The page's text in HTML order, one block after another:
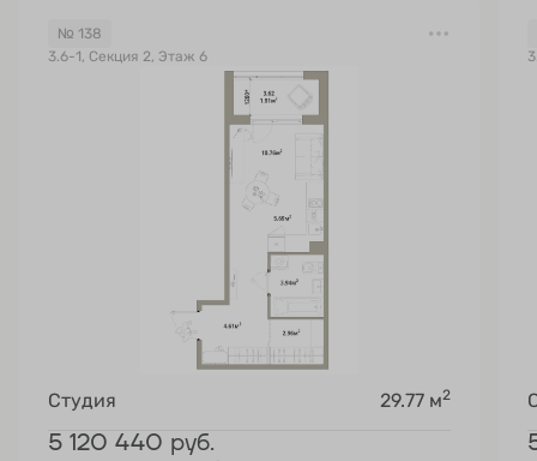
№ 138
3.6-1, Секция 2, Этаж 6
Студия 29.77 м2
5 120 440 руб.